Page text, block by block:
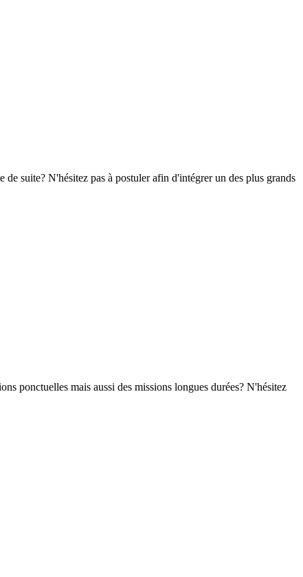
suite? N'hésitez pas à postuler afin d'intégrer un des plus grands
ponctuelles mais aussi des missions longues durées? N'hésitez